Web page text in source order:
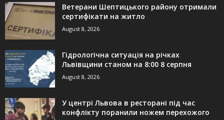
Ветерани Шептицького району отримали
сертифікати на житло
August 8, 2026
Гідрологічна ситуація на річках
Львівщини станом на 8:00 8 серпня
August 8, 2026
У центрі Львова в ресторані під час
конфлікту поранили ножем перехожого